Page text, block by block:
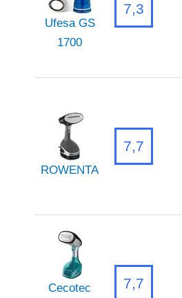
Ufesa GS
1700
7,3
ROWENTA
7,7
Cecotec
7,7